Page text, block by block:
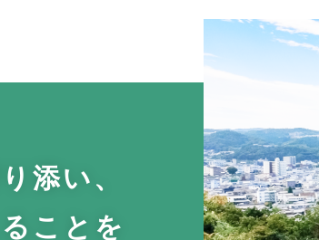
添い、
ことを